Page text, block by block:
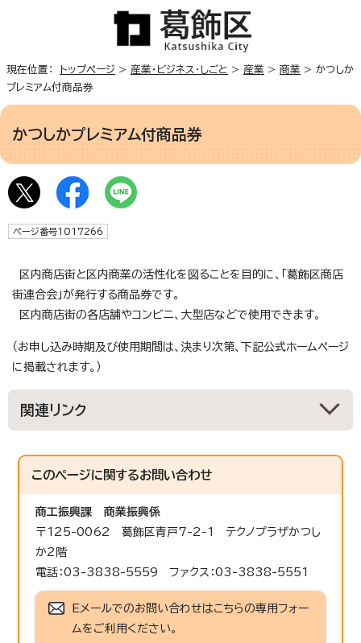
現在位置： トップページ > 産業・ビジネス・しごと > 産業 > 商業 > かつしか
プレミアム付商品券
かつしかプレミアム付商品券
ページ番号1017266
区内商店街と区内商業の活性化を図ることを目的に、「葛飾区商店
街連合会」が発行する商品券です。
区内商店街の各店舗やコンビニ、大型店などで使用できます。
（お申し込み時期及び使用期間は、決まり次第、下記公式ホームページ
に掲載されます。）
関連リンク
このページに関するお問い合わせ
商工振興課
商業振興係
〒125-0062 葛飾区青戸7-2-1 テクノプラザかつし
か2階
電話：03-3838-5559 ファクス：03-3838-5551
Eメールでのお問い合わせはこちらの専用フォー
ムをご利用ください。